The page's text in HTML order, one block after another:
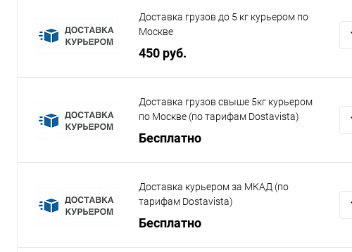
Доставка грузов до 5 кг курьером по
Москве
450 руб.
Доставка грузов свыше 5кг курьером
по Москве (по тарифам Dostavista)
Бесплатно
Доставка курьером за МКАД (по
тарифам Dostavista)
Бесплатно